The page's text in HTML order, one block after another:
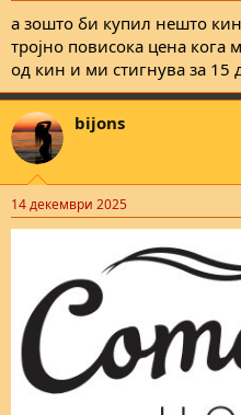
а зошто би купил нешто
тројно повисока цена
од кин и ми стигнува за 15
bijons
14 декември 2025